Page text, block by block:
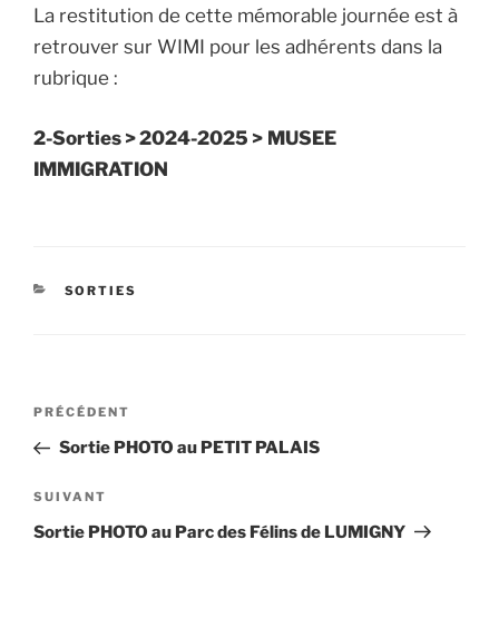
La restitution de cette mémorable journée est à
retrouver sur WIMI pour les adhérents dans la
rubrique :
2-Sorties > 2024-2025 > MUSEE
IMMIGRATION
CATÉGORIES
SORTIES
Navigation
l’article
Article
précédent
PRÉCÉDENT
Sortie PHOTO au PETIT PALAIS
Article
suivant
SUIVANT
Sortie PHOTO au Parc des Félins de LUMIGNY